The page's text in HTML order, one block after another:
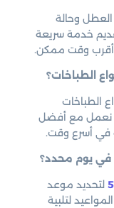
وحالة
خدمة سريعة
أقرب وقت ممكن.
الطباخات؟
الطباخات
نعمل مع أفضل
في أسرع وقت.
في يوم محدد؟
لتحديد موعد
لتلبية